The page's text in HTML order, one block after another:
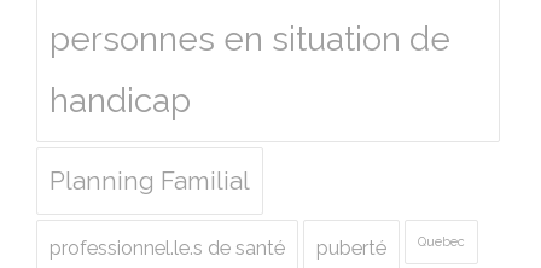
personnes en situation de
handicap
Planning Familial
professionnel.le.s de santé puberté Quebec